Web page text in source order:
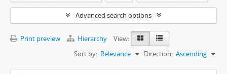
Advanced search options
Print preview Hierarchy
View:
Sort by: Relevance Direction: Ascending